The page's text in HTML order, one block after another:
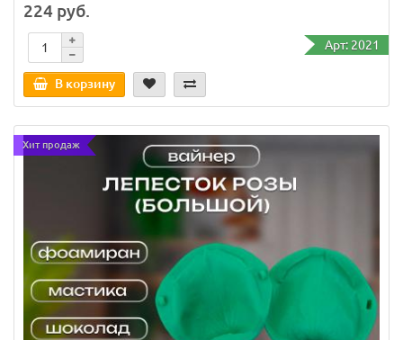
8
126 руб.
224 руб.
Арт: 2021
В корзину
Хит продаж